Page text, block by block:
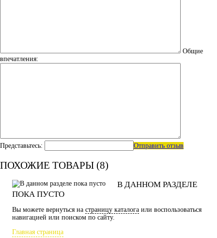
Общие
впечатления:
Представьтесь: Отправить отзыв
ПОХОЖИЕ ТОВАРЫ (8)
В ДАННОМ РАЗДЕЛЕ
ПОКА ПУСТО
Вы можете вернуться на страницу каталога или воспользоваться
навигацией или поиском по сайту.
Главная страница